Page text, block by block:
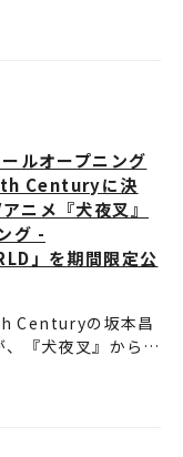
パー』メインテー
パー』メインテー
ルオープニング
Centuryに決
ニメ『犬夜叉』
グ -
」を期間限定公
Centuryの坂本昌
『犬夜叉』から2